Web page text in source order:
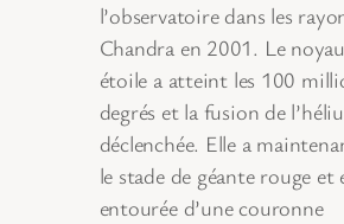
l’observatoire dans les
Chandra en 2001. Le
étoile a atteint les 100
degrés et la fusion de
déclenchée. Elle a
le stade de géante rouge et
entourée d’une couronne